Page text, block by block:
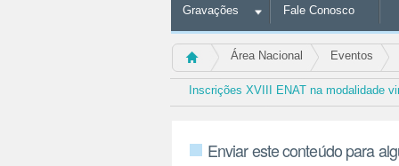
Gravações Fale Conosco
Área Nacional Eventos
Inscrições XVIII ENAT na modalidade
Enviar este conteúdo para